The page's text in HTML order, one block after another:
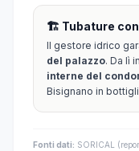
🏗️ Tubature
Il gestore idrico
del palazzo. Da lì
interne del
Bisignano in
Fonti dati: SORICAL